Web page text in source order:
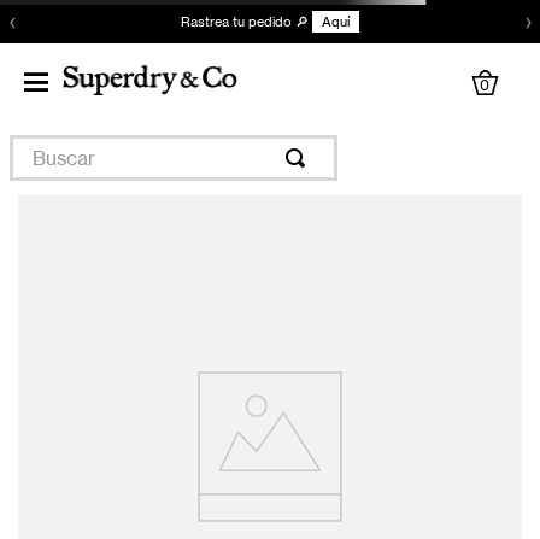
‹ Rastrea tu pedido 🔎 Aquí ›
0
Buscar